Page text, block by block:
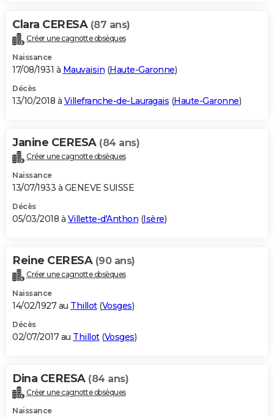
Clara CERESA (87 ans)
Créer une cagnotte obsèques
Naissance
17/08/1931 à Mauvaisin (Haute-Garonne)
Décès
13/10/2018 à Villefranche-de-Lauragais (Haute-Garonne)
Janine CERESA (84 ans)
Créer une cagnotte obsèques
Naissance
13/07/1933 à GENEVE SUISSE
Décès
05/03/2018 à Villette-d'Anthon (Isère)
Reine CERESA (90 ans)
Créer une cagnotte obsèques
Naissance
14/02/1927 au Thillot(Vosges)
Décès
02/07/2017 au Thillot(Vosges)
Dina CERESA (84 ans)
Créer une cagnotte obsèques
Naissance